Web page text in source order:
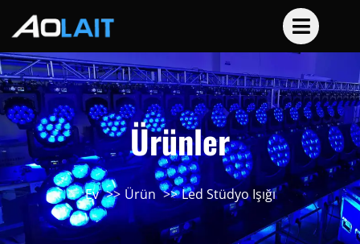
Ürünler
Ev Ürün Led Stüdyo Işığı